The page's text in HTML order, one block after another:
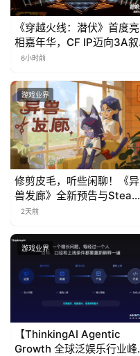
《穿越火线：潜伏》首度亮
相嘉年华，CF IP迈向3A叙
事新高度
6小时前
游戏业界
修剪皮毛，听些闲聊！《异
兽发廊》全新预告与Steam
免费试玩公开
2天前
游戏业界
【ThinkingAI Agentic
Growth 全球泛娱乐行业峰